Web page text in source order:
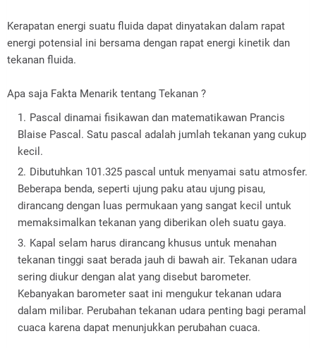
Kerapatan energi suatu fluida dapat dinyatakan dalam rapat
energi potensial ini bersama dengan rapat energi kinetik dan
tekanan fluida.
Apa saja Fakta Menarik tentang Tekanan ?
Pascal dinamai fisikawan dan matematikawan Prancis
Blaise Pascal. Satu pascal adalah jumlah tekanan yang cukup
kecil.
Dibutuhkan 101.325 pascal untuk menyamai satu atmosfer.
Beberapa benda, seperti ujung paku atau ujung pisau,
dirancang dengan luas permukaan yang sangat kecil untuk
memaksimalkan tekanan yang diberikan oleh suatu gaya.
Kapal selam harus dirancang khusus untuk menahan
tekanan tinggi saat berada jauh di bawah air. Tekanan udara
sering diukur dengan alat yang disebut barometer.
Kebanyakan barometer saat ini mengukur tekanan udara
dalam milibar. Perubahan tekanan udara penting bagi peramal
cuaca karena dapat menunjukkan perubahan cuaca.